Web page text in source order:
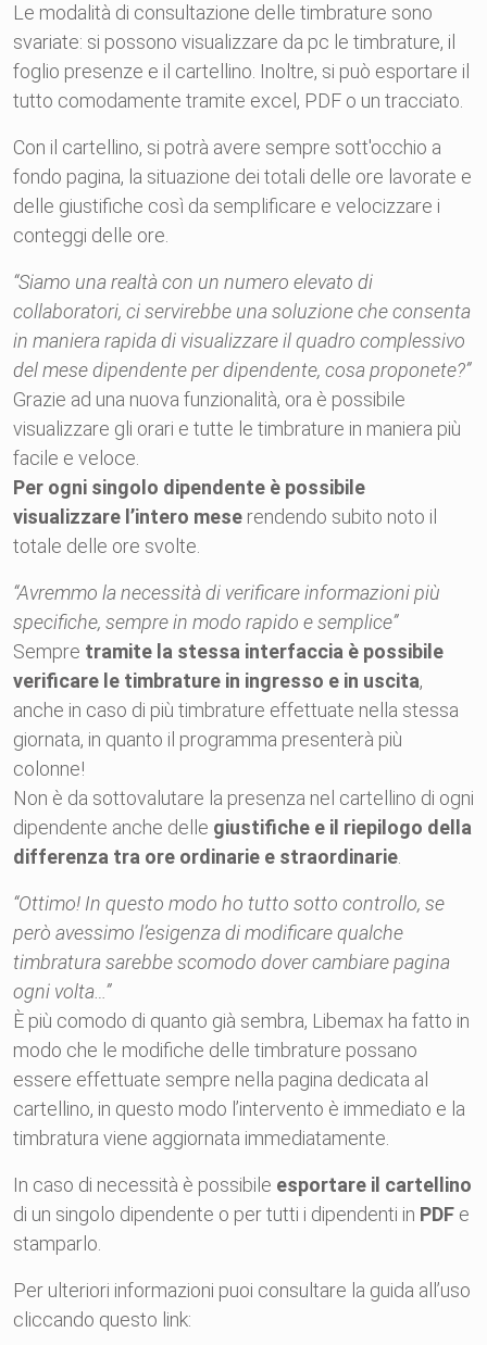
Le modalità di consultazione delle timbrature sono
svariate: si possono visualizzare da pc le timbrature, il
foglio presenze e il cartellino. Inoltre, si può esportare il
tutto comodamente tramite excel, PDF o un tracciato.
Con il cartellino, si potrà avere sempre sott'occhio a
fondo pagina, la situazione dei totali delle ore lavorate e
delle giustifiche così da semplificare e velocizzare i
conteggi delle ore.
“Siamo una realtà con un numero elevato di
collaboratori, ci servirebbe una soluzione che consenta
in maniera rapida di visualizzare il quadro complessivo
del mese dipendente per dipendente, cosa proponete?”
Grazie ad una nuova funzionalità, ora è possibile
visualizzare gli orari e tutte le timbrature in maniera più
facile e veloce.
Per ogni singolo dipendente è possibile
visualizzare l’intero mese rendendo subito noto il
totale delle ore svolte.
“Avremmo la necessità di verificare informazioni più
specifiche, sempre in modo rapido e semplice”
Sempre tramite la stessa interfaccia è possibile
verificare le timbrature in ingresso e in uscita,
anche in caso di più timbrature effettuate nella stessa
giornata, in quanto il programma presenterà più
colonne!
Non è da sottovalutare la presenza nel cartellino di ogni
dipendente anche delle giustifiche e il riepilogo della
differenza tra ore ordinarie e straordinarie.
“Ottimo! In questo modo ho tutto sotto controllo, se
però avessimo l’esigenza di modificare qualche
timbratura sarebbe scomodo dover cambiare pagina
ogni volta…”
È più comodo di quanto già sembra, Libemax ha fatto in
modo che le modifiche delle timbrature possano
essere effettuate sempre nella pagina dedicata al
cartellino, in questo modo l’intervento è immediato e la
timbratura viene aggiornata immediatamente.
In caso di necessità è possibile esportare il cartellino
di un singolo dipendente o per tutti i dipendenti in PDF e
stamparlo.
Per ulteriori informazioni puoi consultare la guida all’uso
cliccando questo link: